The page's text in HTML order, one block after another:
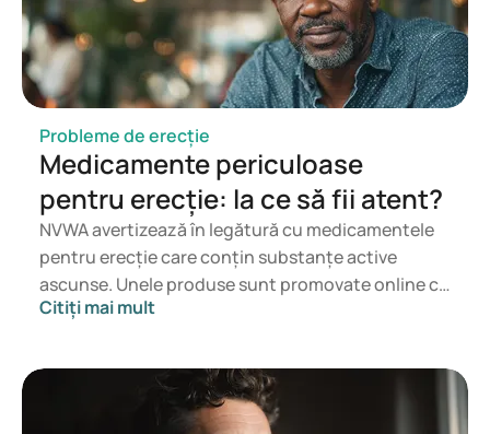
Probleme de erecție
Medicamente periculoase
pentru erecție: la ce să fii atent?
NVWA avertizează în legătură cu medicamentele
pentru erecție care conțin substanțe active
ascunse. Unele produse sunt promovate online ca
suplimente, stimulente pentru libido sau
care nu sunt menționate pe etichetă. Dacă ai
probleme de erecție, este important să optezi
pentru o abordare medicală responsabilă.
Citiți mai mult